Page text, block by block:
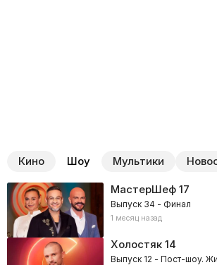
Кино Шоу Мультики
МастерШеф17
Выпуск 34 - Финал
1 месяц назад
Холостяк14
Выпуск 12 - Пост-шоу.